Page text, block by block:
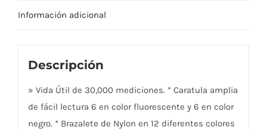
Información adicional
Descripción
» Vida Útil de 30,000 mediciones. * Caratula amplia
de fácil lectura 6 en color fluorescente y 6 en color
negro. * Brazalete de Nylon en 12 diferentes colores